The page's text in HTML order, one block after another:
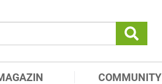
COMMUNITY